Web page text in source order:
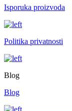
Isporuka proizvoda
Politika privatnosti
Blog
Blog